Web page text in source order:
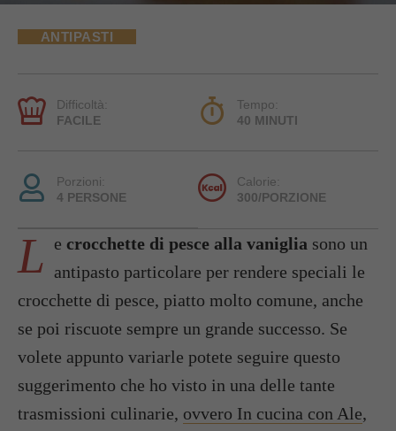
ANTIPASTI
Difficoltà:
FACILE
Tempo:
40 MINUTI
Porzioni:
4 PERSONE
Calorie:
300/PORZIONE
L e crocchette di pesce alla vaniglia sono un
antipasto particolare per rendere speciali le
crocchette di pesce, piatto molto comune, anche
se poi riscuote sempre un grande successo. Se
volete appunto variarle potete seguire questo
suggerimento che ho visto in una delle tante
trasmissioni culinarie, ovvero In cucina con Ale,